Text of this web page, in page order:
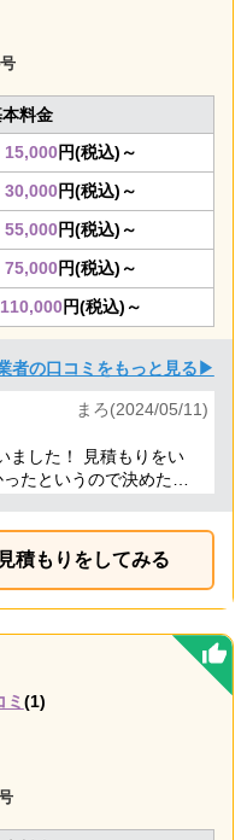
料金
15,000円(税込)～
30,000円(税込)～
55,000円(税込)～
75,000円(税込)～
110,000円(税込)～
者の口コミをもっと見る▶
まろ(2024/05/11)
ました！ 見積もりをい
たというので決めたの
。 また不用品
た！
積もりをしてみる
ミ(1)